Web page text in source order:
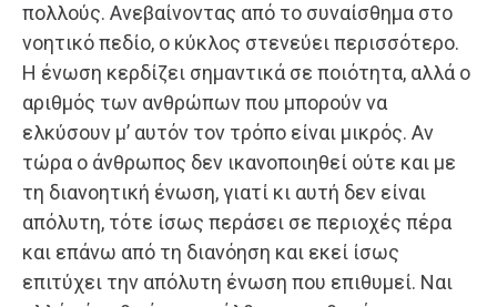
πολλούς. Ανεβαίνοντας από το συναίσθημα στο
νοητικό πεδίο, ο κύκλος στενεύει περισσότερο.
Η ένωση κερδίζει σημαντικά σε ποιότητα, αλλά ο
αριθμός των ανθρώπων που μπορούν να
ελκύσουν μ’ αυτόν τον τρόπο είναι μικρός. Αν
τώρα ο άνθρωπος δεν ικανοποιηθεί ούτε και με
τη διανοητική ένωση, γιατί κι αυτή δεν είναι
απόλυτη, τότε ίσως περάσει σε περιοχές πέρα
και επάνω από τη διανόηση και εκεί ίσως
επιτύχει την απόλυτη ένωση που επιθυμεί. Ναι